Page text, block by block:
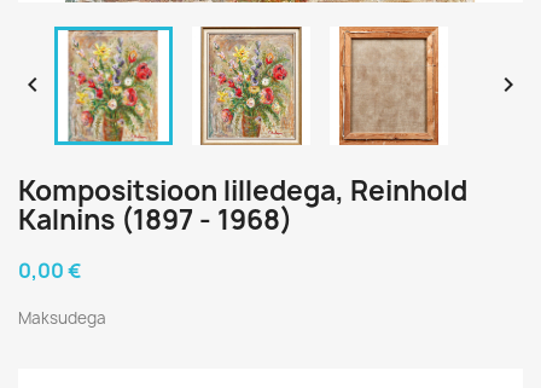
 
Kompositsioon lilledega, Reinhold
Kalnins (1897 - 1968)
0,00 €
Maksudega